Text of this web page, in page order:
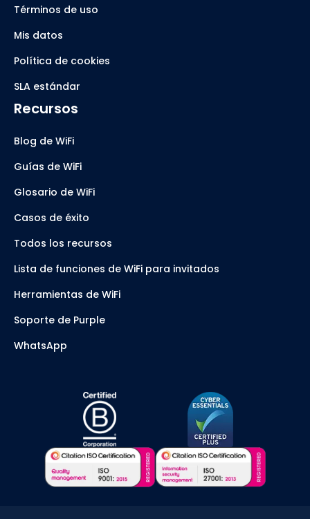
Términos de uso
Mis datos
Política de cookies
SLA estándar
Recursos
Blog de WiFi
Guías de WiFi
Glosario de WiFi
Casos de éxito
Todos los recursos
Lista de funciones de WiFi para invitados
Herramientas de WiFi
Soporte de Purple
WhatsApp